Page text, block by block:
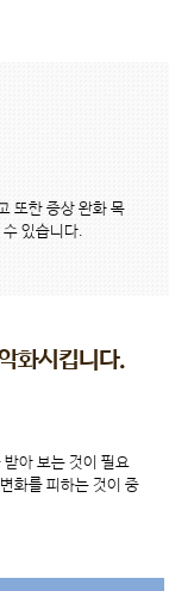
또한 증상 완화 목
있습니다.
화시킵니다.
아 보는 것이 필요
화를 피하는 것이 중